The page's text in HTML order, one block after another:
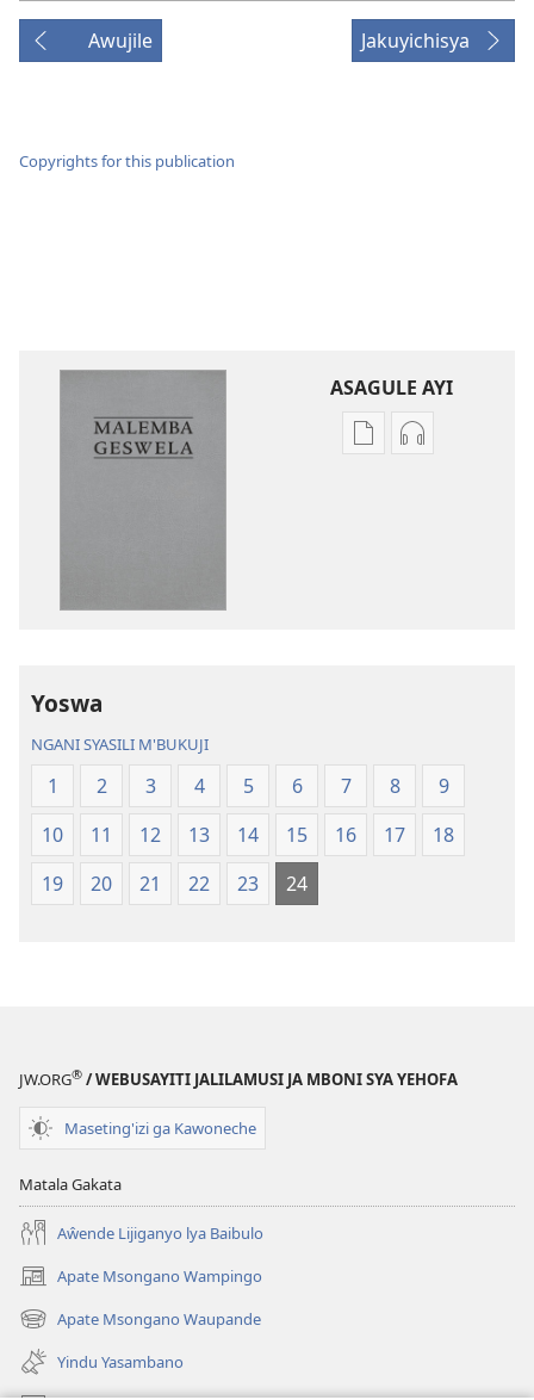
Awujile Jakuyichisya
Copyrights for this publication
ASAGULE AYI
Asagule
(Jelinganyesoni
mu
2013)
Kusagula
mu
2013)
Yoswa
NGANI SYASILI M'BUKUJI
1 2 3 4 5 6 7 8
9
10
11 12 13 14 15 16 17
18
19
20 21 22 23 24
JW.ORG® / WEBUSAYITI JALILAMUSI JA MBONI SYA YEHOFA
Maseting'izi ga Kawoneche
Matala Gakata
Aŵende Lijiganyo lya Baibulo
Apate Msongano Wampingo
(awugule
liwindo
line)
Apate Msongano Waupande
(awugule
liwindo
line)
Yindu Yasambano